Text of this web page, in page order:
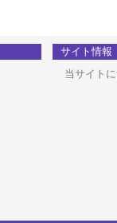
サイト情報
当サイト